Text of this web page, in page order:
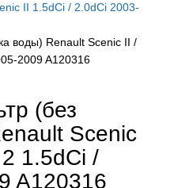
II 1.5dCi / 2.0dCi 2003-
воды) Renault Scenic II /
2009 A120316
(без
Scenic
1.5dCi /
A120316